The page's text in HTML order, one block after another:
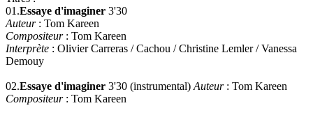
01.Essaye d'imaginer 3'30
Auteur: Tom Kareen
Compositeur: Tom Kareen
Interprète : Olivier Carreras / Cachou / Christine Lemler / Vanessa
Demouy
02.Essaye d'imaginer 3'30 (instrumental)Auteur: Tom Kareen
Compositeur: Tom Kareen